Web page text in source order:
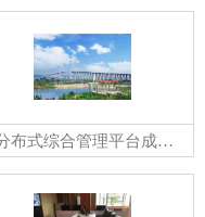
itc分布式综合管理平台成功应用于湛江人社智能化监控指挥中心